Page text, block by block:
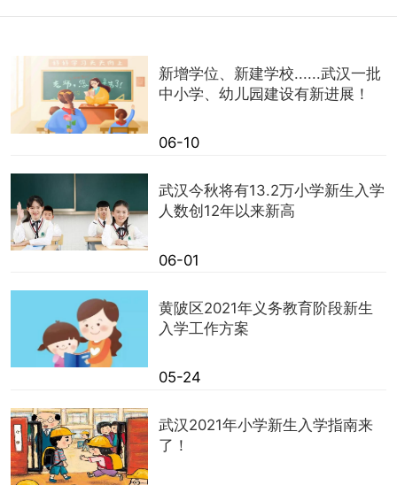
新增学位、新建学校......武汉一批
中小学、幼儿园建设有新进展！
06-10
武汉今秋将有13.2万小学新生入学
人数创12年以来新高
06-01
黄陂区2021年义务教育阶段新生
入学工作方案
05-24
武汉2021年小学新生入学指南来
了！